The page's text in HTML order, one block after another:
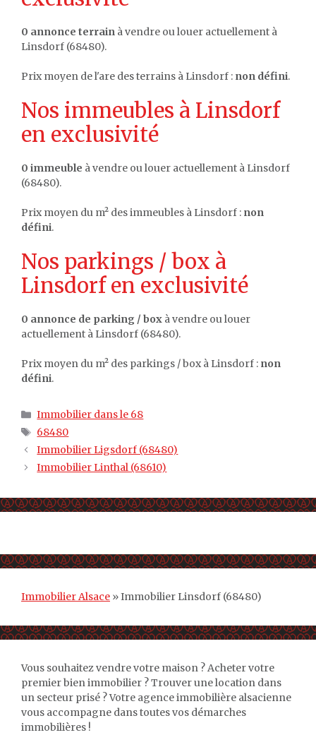
0 annonce terrain à vendre ou louer actuellement à
Linsdorf (68480).
Prix moyen de l'are des terrains à Linsdorf : non défini.
Nos immeubles à Linsdorf
en exclusivité
0 immeuble à vendre ou louer actuellement à Linsdorf
(68480).
Prix moyen du m² des immeubles à Linsdorf : non
défini.
Nos parkings / box à
Linsdorf en exclusivité
0 annonce de parking / box à vendre ou louer
actuellement à Linsdorf (68480).
Prix moyen du m² des parkings / box à Linsdorf : non
défini.
Catégories
Immobilier dans le 68
Étiquettes
68480
Immobilier Ligsdorf (68480)
Immobilier Linthal (68610)
Immobilier Alsace »Immobilier Linsdorf (68480)
Vous souhaitez vendre votre maison ? Acheter votre
premier bien immobilier ? Trouver une location dans
un secteur prisé ? Votre agence immobilière alsacienne
vous accompagne dans toutes vos démarches
immobilières !